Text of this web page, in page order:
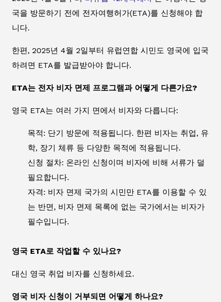
국을 방문하기 전에 전자여행허가(ETA)를 신청해야 합
니다.
한편, 2025년 4월 2일부터 유럽연합 시민도 영국에 입국
하려면 ETA를 발급받아야 합니다.
ETA는 전자 비자 면제 프로그램과 어떻게 다른가요?
영국 ETA는 여러 가지 면에서 비자와 다릅니다:
목적: 단기 방문에 적용됩니다. 한편 비자는 취업, 유
학, 장기 체류 등 다양한 목적에 적용됩니다.
신청 절차: 온라인 신청이며 비자에 비해 서류가 덜
필요합니다.
자격: 비자 면제 국가의 시민만 ETA를 이용할 수 있
는 반면, 비자 면제 목록에 없는 국가에서는 비자가
필수입니다.
영국 ETA로 작업할 수 있나요?
대신 영국 취업 비자를 신청하세요.
영국 비자 신청이 거부되면 어떻게 하나요?